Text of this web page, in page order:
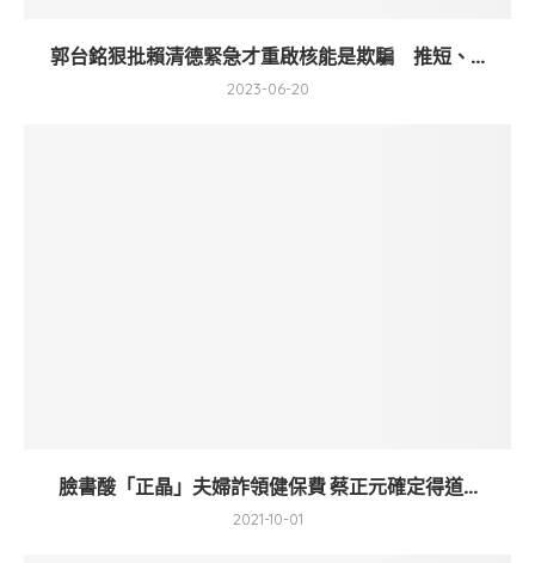
郭台銘狠批賴清德緊急才重啟核能是欺騙 推短、...
2023-06-20
臉書酸「正晶」夫婦詐領健保費 蔡正元確定得道...
2021-10-01